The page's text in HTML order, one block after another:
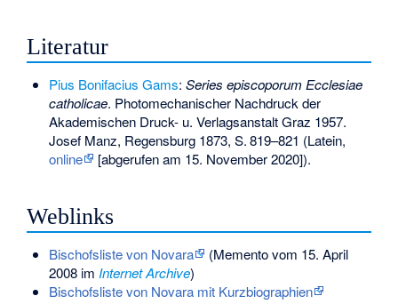
Literatur
Pius Bonifacius Gams: Series episcoporum Ecclesiae
catholicae. Photomechanischer Nachdruck der
Akademischen Druck- u. Verlagsanstalt Graz 1957.
Josef Manz, Regensburg 1873, S.819–821 (Latein,
online
[abgerufen am 15. November 2020]).
Weblinks
Bischofsliste von Novara (Mementovom 15. April
2008 im Internet Archive)
Bischofsliste von Novara mit Kurzbiographien